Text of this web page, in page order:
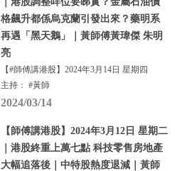
格飆升都係烏克蘭引發出來？藥明系
再遇「黑天鵝」｜黃師傅黃瑋傑 朱明
亮
【#師傅講港股】2024年3月14日 星期四
主持： #黃師
2024/03/14
【師傅講港股】2024年3月12日 星期二
｜港股終重上萬七點 科技零售房地產
大幅追落後｜中特股熱度退減｜黃師